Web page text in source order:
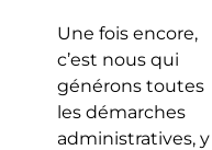
Une fois encore,
c’est nous qui
générons toutes
les démarches
administratives, y